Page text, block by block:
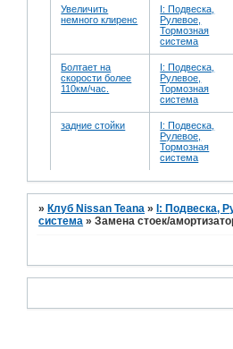
Увеличить
немного клиренс
I: Подвеска,
Рулевое,
Тормозная
система
Болтает на
скорости более
110км/час.
I: Подвеска,
Рулевое,
Тормозная
система
задние стойки
I: Подвеска,
Рулевое,
Тормозная
система
» Клуб Nissan Teana » I: Подвеска,
система »Замена стоек/